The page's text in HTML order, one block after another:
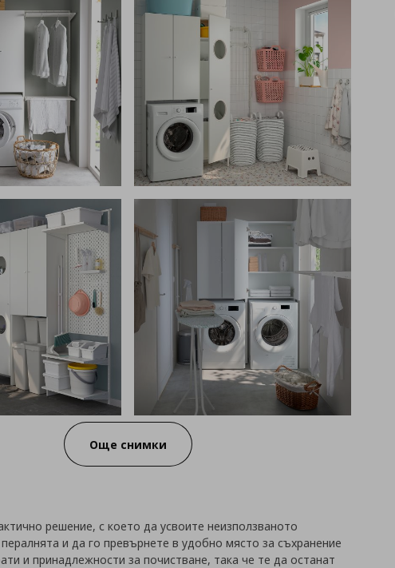
Още снимки
решение, с което да усвоите неизползваното
и да го превърнете в удобно място за съхранение
и принадлежности за почистване, така че те да останат